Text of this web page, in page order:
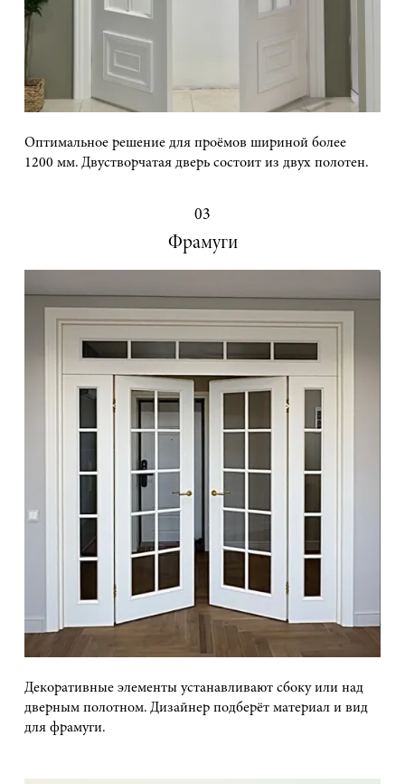
Оптимальное решение для проёмов шириной более
1200 мм. Двустворчатая дверь состоит из двух полотен.
03
Фрамуги
Декоративные элементы устанавливают сбоку или над
дверным полотном. Дизайнер подберёт материал и вид
для фрамуги.